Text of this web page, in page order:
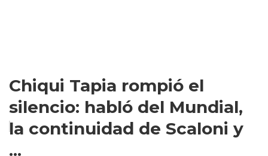
Chiqui Tapia rompió el
silencio: habló del Mundial,
la continuidad de Scaloni y
...